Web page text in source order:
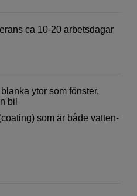
ca 10-20 arbetsdagar
ytor som fönster,
bil
som är både vatten-